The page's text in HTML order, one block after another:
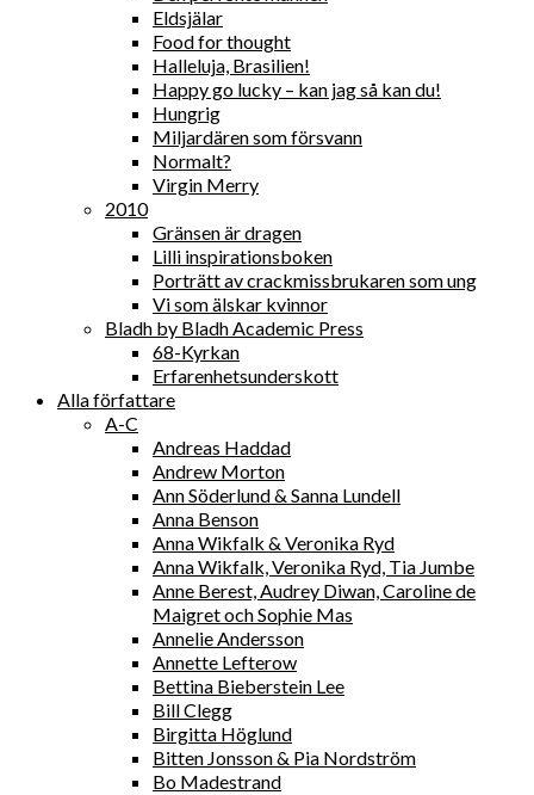
Eldsjälar
Food for thought
Halleluja, Brasilien!
Happy go lucky – kan jag så kan du!
Hungrig
Miljardären som försvann
Normalt?
Virgin Merry
2010
Gränsen är dragen
Lilli inspirationsboken
Porträtt av crackmissbrukaren som ung
Vi som älskar kvinnor
Bladh by Bladh Academic Press
68-Kyrkan
Erfarenhetsunderskott
Alla författare
A-C
Andreas Haddad
Andrew Morton
Ann Söderlund & Sanna Lundell
Anna Benson
Anna Wikfalk & Veronika Ryd
Anna Wikfalk, Veronika Ryd, Tia Jumbe
Anne Berest, Audrey Diwan, Caroline de
Maigret och Sophie Mas
Annelie Andersson
Annette Lefterow
Bettina Bieberstein Lee
Bill Clegg
Birgitta Höglund
Bitten Jonsson & Pia Nordström
Bo Madestrand